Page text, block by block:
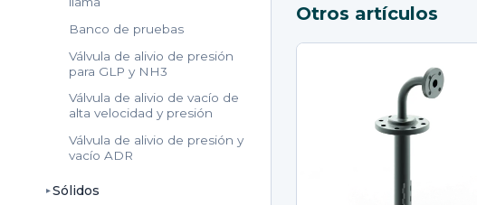
Banco de pruebas
Válvula de alivio de presión
para GLP y NH3
Válvula de alivio de vacío de
alta velocidad y presión
Válvula de alivio de presión y
vacío ADR
▸Sólidos
Otros artículos